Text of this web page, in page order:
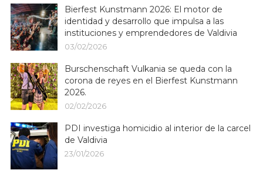
Bierfest Kunstmann 2026: El motor de
identidad y desarrollo que impulsa a las
instituciones y emprendedores de Valdivia
03/02/2026
Burschenschaft Vulkania se queda con la
corona de reyes en el Bierfest Kunstmann
2026.
02/02/2026
PDI investiga homicidio al interior de la carcel
de Valdivia
23/01/2026